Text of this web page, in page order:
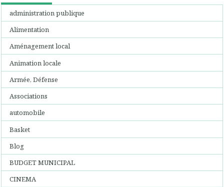
administration publique
Alimentation
Aménagement local
Animation locale
Armée, Défense
Associations
automobile
Basket
Blog
BUDGET MUNICIPAL
CINEMA